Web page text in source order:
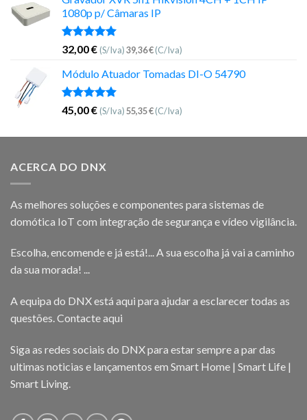
1080p p/ Câmaras IP
Avaliação
5.00
de 5
32,00€ (S/Iva)39,36€(C/Iva)
Módulo Atuador Tomadas DI-O 54790
Avaliação
5.00
de 5
45,00€ (S/Iva)55,35€(C/Iva)
ACERCA DO DNX
As melhores soluções e componentes para sistemas de
domótica IoT com integração de segurança e vídeo vigilância.
Escolha, encomende e já está!... A sua escolha já vai a caminho
da sua morada! ...
A equipa do DNX está aqui para ajudar a esclarecer todas as
questões.Contacte aqui
Siga as redes sociais do DNX para estar sempre a par das
ultimas noticias e lançamentos em Smart Home | Smart Life |
Smart Living.